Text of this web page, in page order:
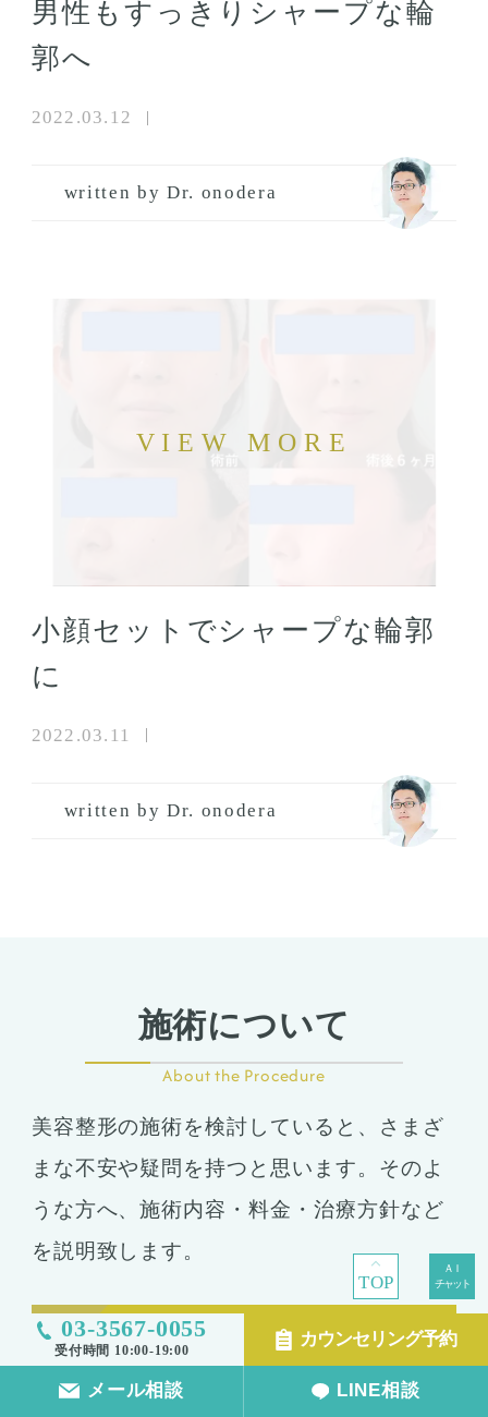
TOP
03-3567-0055
受付時間 10:00-19:00
カウンセリング予約
メール相談 LINE相談
男性もすっきりシャープな輪
郭へ
2022.03.12
written by Dr. onodera
小顔セットでシャープな輪郭
に
2022.03.11
written by Dr. onodera
施術について
About the Procedure
美容整形の施術を検討していると、さまざ
まな不安や疑問を持つと思います。そのよ
うな方へ、施術内容・料金・治療方針など
を説明致します。
初めての方へ